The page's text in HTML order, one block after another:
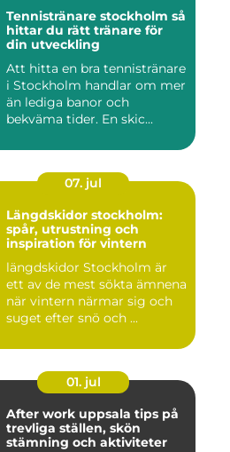
Tennistränare stockholm så
hittar du rätt tränare för
din utveckling
Att hitta en bra tennistränare
i Stockholm handlar om mer
än lediga banor och
bekväma tider. En skic...
07. jul
Längdskidor stockholm:
spår, utrustning och
inspiration för vintern
längdskidor Stockholm är
ett av de mest sökta ämnena
när vintern närmar sig och
suget efter snö och ...
01. jul
After work uppsala tips på
trevliga ställen, skön
stämning och aktiviteter